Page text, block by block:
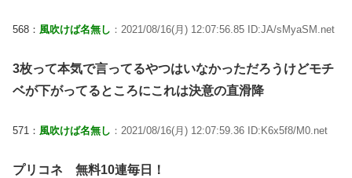
568： 風吹けば名無し ：2021/08/16(月) 12:07:56.85 ID:JA/sMyaSM.net
3枚って本気で言ってるやつはいなかっただろうけどモチ
ベが下がってるところにこれは決意の直滑降
571： 風吹けば名無し ：2021/08/16(月) 12:07:59.36 ID:K6x5f8/M0.net
プリコネ 無料10連毎日！